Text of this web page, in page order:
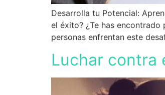
Desarrolla tu Potencial:
el éxito? ¿Te has
personas enfrentan este
Luchar contra